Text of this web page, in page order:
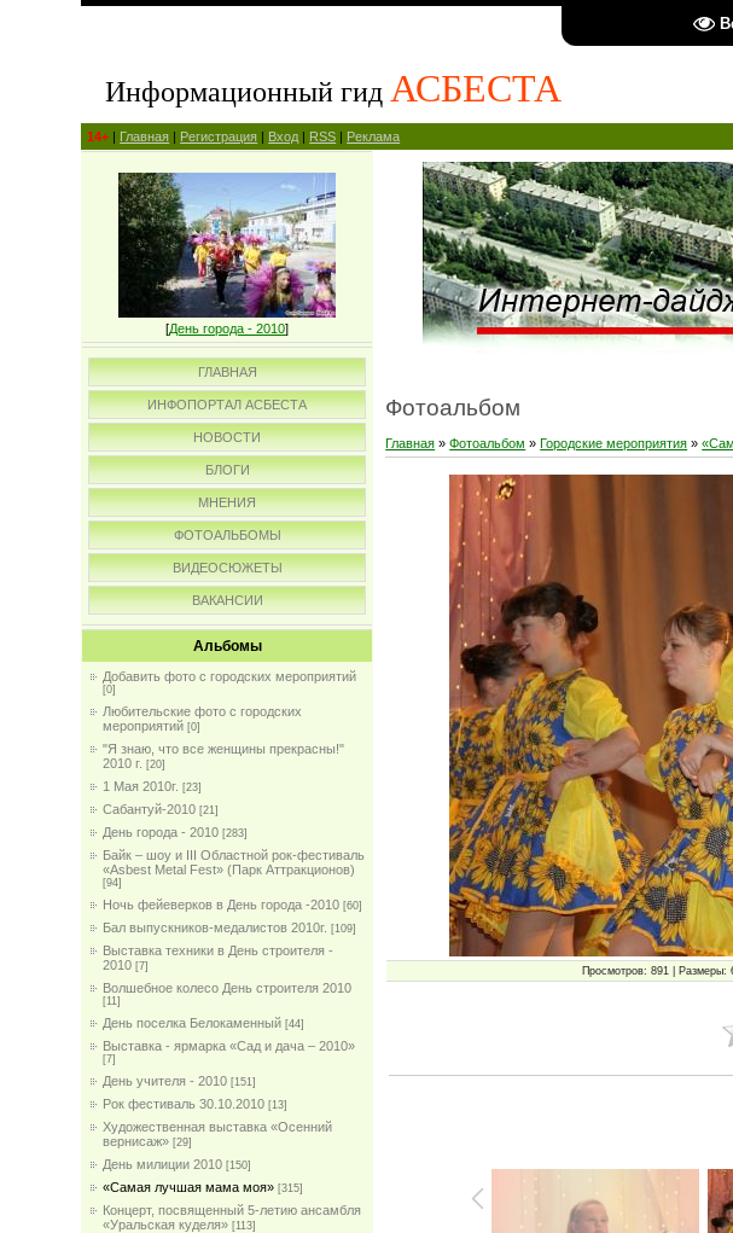
Информационный гид АСБЕСТА
14+ | Главная | Регистрация | Вход | RSS | Реклама
[День города - 2010]
ГЛАВНАЯ
ИНФОПОРТАЛ АСБЕСТА
НОВОСТИ
БЛОГИ
МНЕНИЯ
ФОТОАЛЬБОМЫ
ВИДЕОСЮЖЕТЫ
ВАКАНСИИ
Альбомы
Добавить фото с городских мероприятий
[0]
Любительские фото с городских
мероприятий [0]
"Я знаю, что все женщины прекрасны!"
2010 г. [20]
1 Мая 2010г. [23]
Сабантуй-2010 [21]
День города - 2010 [283]
Байк – шоу и III Областной рок-фестиваль
«Asbest Metal Fest» (Парк Аттракционов)
[94]
Ночь фейеверков в День города -2010 [60]
Бал выпускников-медалистов 2010г. [109]
Выставка техники в День строителя -
2010 [7]
Волшебное колесо День строителя 2010
[11]
День поселка Белокаменный [44]
Выставка - ярмарка «Сад и дача – 2010»
[7]
День учителя - 2010 [151]
Рок фестиваль 30.10.2010 [13]
Художественная выставка «Осенний
вернисаж» [29]
День милиции 2010 [150]
«Самая лучшая мама моя» [315]
Концерт, посвященный 5-летию ансамбля
«Уральская куделя» [113]
Фотоальбом
Главная »Фотоальбом »Городские мероприятия »
Просмотров: 891 | Размеры: